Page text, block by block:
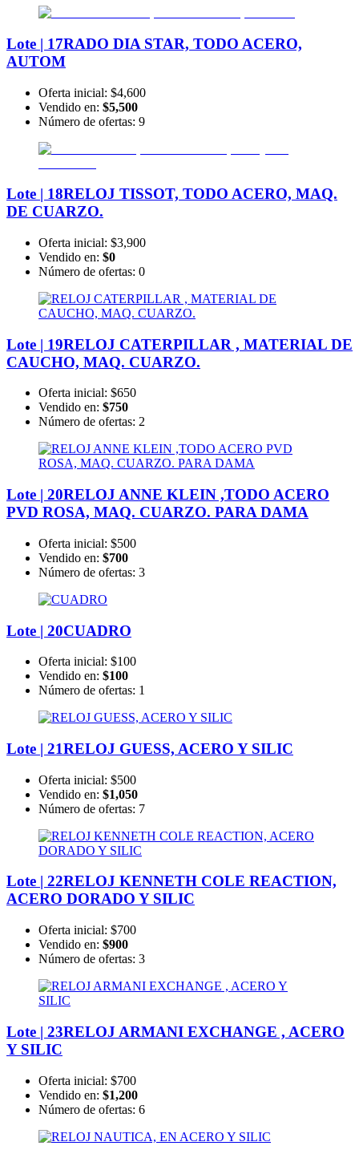
Lote | 17RADO DIA STAR, TODO ACERO,
AUTOM
Oferta inicial: $4,600
Vendido en: $5,500
Número de ofertas: 9
Lote | 18RELOJ TISSOT, TODO ACERO, MAQ.
DE CUARZO.
Oferta inicial: $3,900
Vendido en: $0
Número de ofertas: 0
Lote | 19RELOJ CATERPILLAR , MATERIAL DE
CAUCHO, MAQ. CUARZO.
Oferta inicial: $650
Vendido en: $750
Número de ofertas: 2
Lote | 20RELOJ ANNE KLEIN ,TODO ACERO
PVD ROSA, MAQ. CUARZO. PARA DAMA
Oferta inicial: $500
Vendido en: $700
Número de ofertas: 3
Lote | 20CUADRO
Oferta inicial: $100
Vendido en: $100
Número de ofertas: 1
Lote | 21RELOJ GUESS, ACERO Y SILIC
Oferta inicial: $500
Vendido en: $1,050
Número de ofertas: 7
Lote | 22RELOJ KENNETH COLE REACTION,
ACERO DORADO Y SILIC
Oferta inicial: $700
Vendido en: $900
Número de ofertas: 3
Lote | 23RELOJ ARMANI EXCHANGE , ACERO
Y SILIC
Oferta inicial: $700
Vendido en: $1,200
Número de ofertas: 6